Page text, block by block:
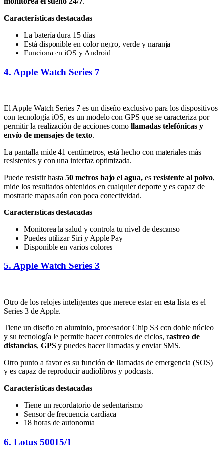
Características destacadas
La batería dura 15 días
Está disponible en color negro, verde y naranja
Funciona en iOS y Android
4. Apple Watch Series 7
El Apple Watch Series 7 es un diseño exclusivo para los dispositivos
con tecnología iOS, es un modelo con GPS que se caracteriza por
permitir la realización de acciones como llamadas telefónicas y
envío de mensajes de texto.
La pantalla mide 41 centímetros, está hecho con materiales más
resistentes y con una interfaz optimizada.
Puede resistir hasta 50 metros bajo el agua, es resistente al polvo,
mide los resultados obtenidos en cualquier deporte y es capaz de
mostrarte mapas aún con poca conectividad.
Características destacadas
Monitorea la salud y controla tu nivel de descanso
Puedes utilizar Siri y Apple Pay
Disponible en varios colores
5. Apple Watch Series 3
Otro de los relojes inteligentes que merece estar en esta lista es el
Series 3 de Apple.
Tiene un diseño en aluminio, procesador Chip S3 con doble núcleo
y su tecnología le permite hacer controles de ciclos, rastreo de
distancias, GPS y puedes hacer llamadas y enviar SMS.
Otro punto a favor es su función de llamadas de emergencia (SOS)
y es capaz de reproducir audiolibros y podcasts.
Características destacadas
Tiene un recordatorio de sedentarismo
Sensor de frecuencia cardiaca
18 horas de autonomía
6. Lotus 50015/1